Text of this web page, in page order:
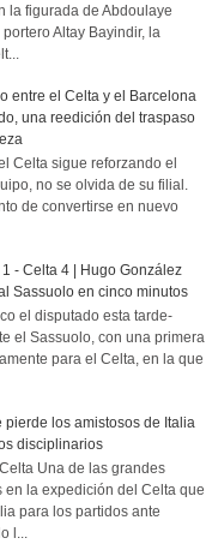
la figurada de Abdoulaye
portero Altay Bayindir, la
entre el Celta y el Barcelona
una reedición del traspaso
Celta sigue reforzando el
no se olvida de su filial.
de convertirse en nuevo
- Celta 4 | Hugo González
Sassuolo en cinco minutos
el disputado esta tarde-
el Sassuolo, con una primera
para el Celta, en la que
pierde los amistosos de Italia
disciplinarios
Una de las grandes
en la expedición del Celta que
para los partidos ante
l...